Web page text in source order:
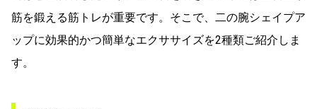
筋を鍛える筋トレが重要です。そこで、二の腕シェイプア
ップに効果的かつ簡単なエクササイズを2種類ご紹介しま
す。